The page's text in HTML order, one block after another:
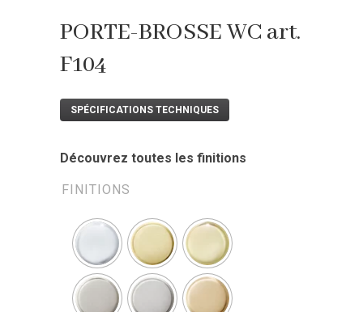
PORTE-BROSSE WC art.
F104
SPÉCIFICATIONS TECHNIQUES
Découvrez toutes les finitions
FINITIONS